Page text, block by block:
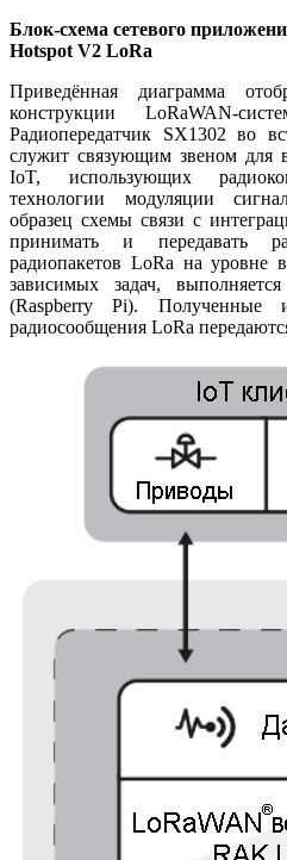
Блок-схема сетевого
Hotspot V2 LoRa
Приведённая диаграмма
конструкции LoRaWAN-
Радиопередатчик SX1302 во
служит связующим звеном для
IoT, использующих
технологии модуляции
образец схемы связи с
принимать и передавать
радиопакетов LoRa на уровне
зависимых задач,
(Raspberry Pi). Полученные
радиосообщения LoRa